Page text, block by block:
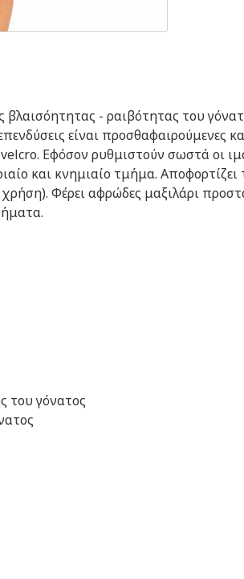
βλαισόητητας - ραιβότητας του
είναι προσθαφαιρούμενες
Εφόσον ρυθμιστούν σωστά οι
και κνημιαίο τμήμα.
χρήση). Φέρει αφρώδες μαξιλάρι
του γόνατος